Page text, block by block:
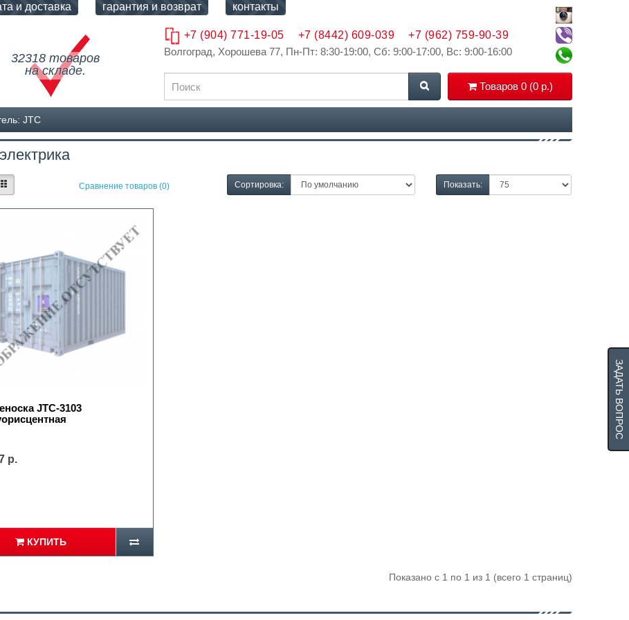
и доставка гарантия и возврат контакты
Волгоград, Хорошева 77, Пн-Пт: 8:30-19:00, Сб: 9:00-17:00, Вс: 9:00-16:00
Товаров 0 (0 р.)
32318 товаров
на складе.
+7 (904) 771-19-05 +7 (8442) 609-039 +7 (962) 759-90-39
JTC
Сравнение товаров (0) Сортировка: Показать:
JTC-3103
р.
КУПИТЬ
Показано с 1 по 1 из 1 (всего 1 страниц)
ЗАДАТЬ ВОПРОС